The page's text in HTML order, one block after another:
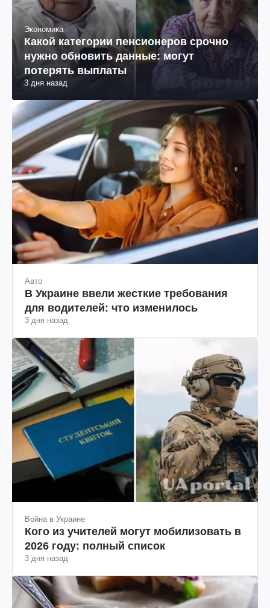
Экономика
Какой категории пенсионеров срочно
нужно обновить данные: могут
потерять выплаты
3 дня назад
Авто
В Украине ввели жесткие требования
для водителей: что изменилось
3 дня назад
Война в Украине
Кого из учителей могут мобилизовать в
2026 году: полный список
3 дня назад